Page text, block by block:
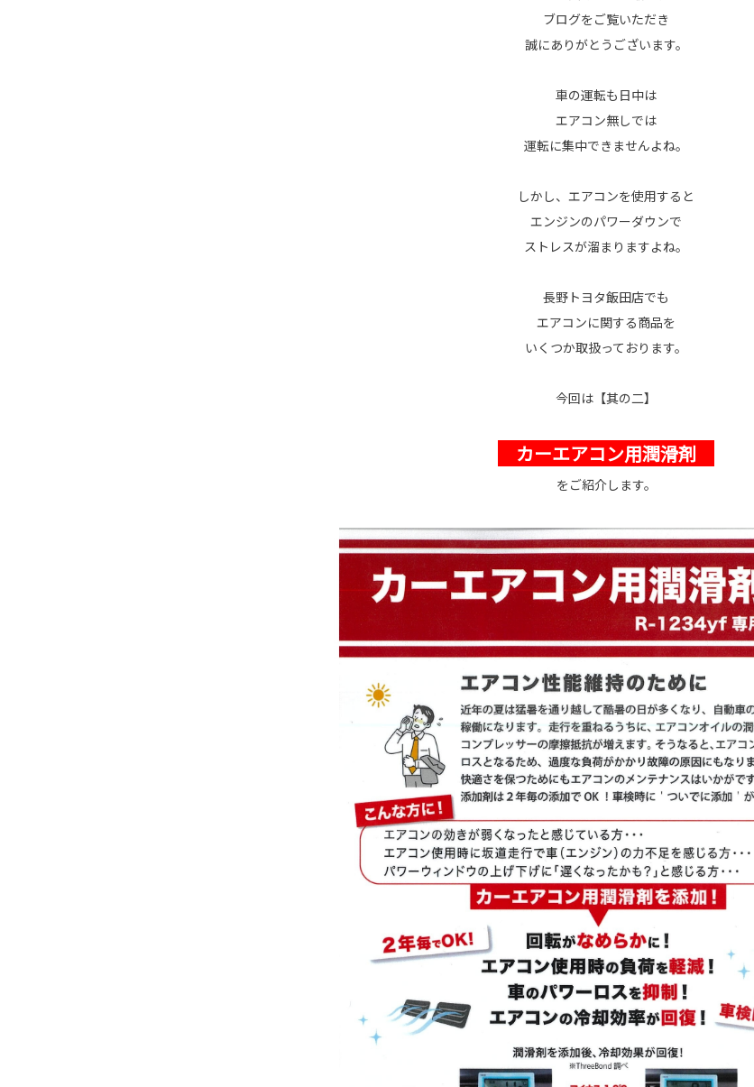
ブログをご覧いただき
誠にありがとうございます。
車の運転も日中は
エアコン無しでは
運転に集中できませんよね。
しかし、エアコンを使用すると
エンジンのパワーダウンで
ストレスが溜まりますよね。
長野トヨタ飯田店でも
エアコンに関する商品を
いくつか取扱っております。
今回は【其の二】
カーエアコン用潤滑剤
をご紹介します。